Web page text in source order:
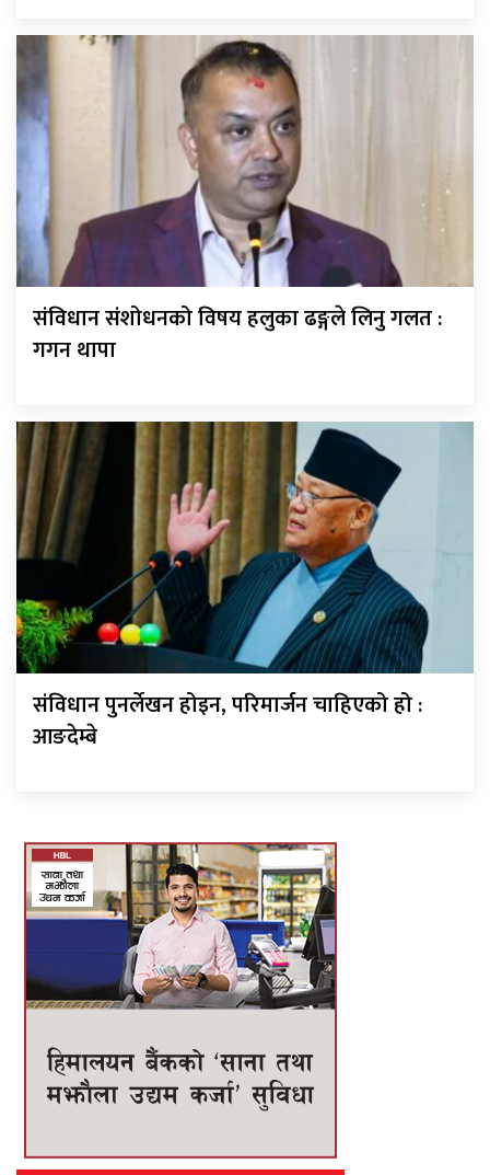
संविधान संशोधनको विषय हलुका ढङ्गले लिनु गलत :
गगन थापा
संविधान पुनर्लेखन होइन, परिमार्जन चाहिएको हो :
आङदेम्बे